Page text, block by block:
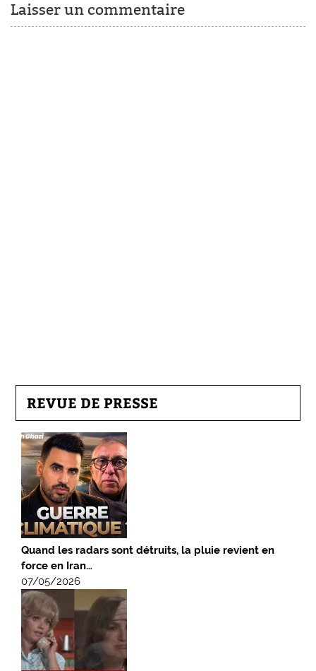
Laisser un commentaire
REVUE DE PRESSE
Quand les radars sont détruits, la pluie revient en
force en Iran…
07/05/2026